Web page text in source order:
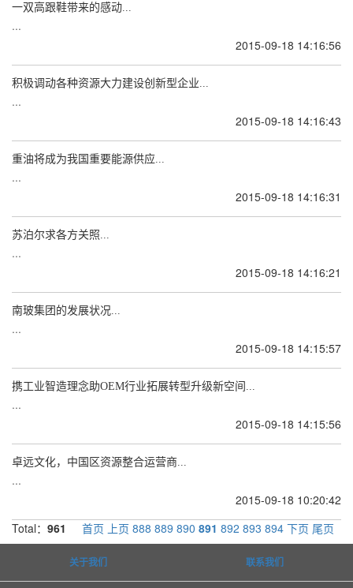
一双高跟鞋带来的感动...
...
2015-09-18 14:16:56
积极调动各种资源大力建设创新型企业...
...
2015-09-18 14:16:43
重油将成为我国重要能源供应...
...
2015-09-18 14:16:31
苏泊尔求各方关照...
...
2015-09-18 14:16:21
南玻集团的发展状况...
...
2015-09-18 14:15:57
携工业智造理念助OEM行业拓展转型升级新空间...
...
2015-09-18 14:15:56
卓远文化，中国区资源整合运营商...
...
2015-09-18 10:20:42
Total： 961 首页 上页 888 889 890 891 892 893 894 下页 尾页
关于我们 联系我们